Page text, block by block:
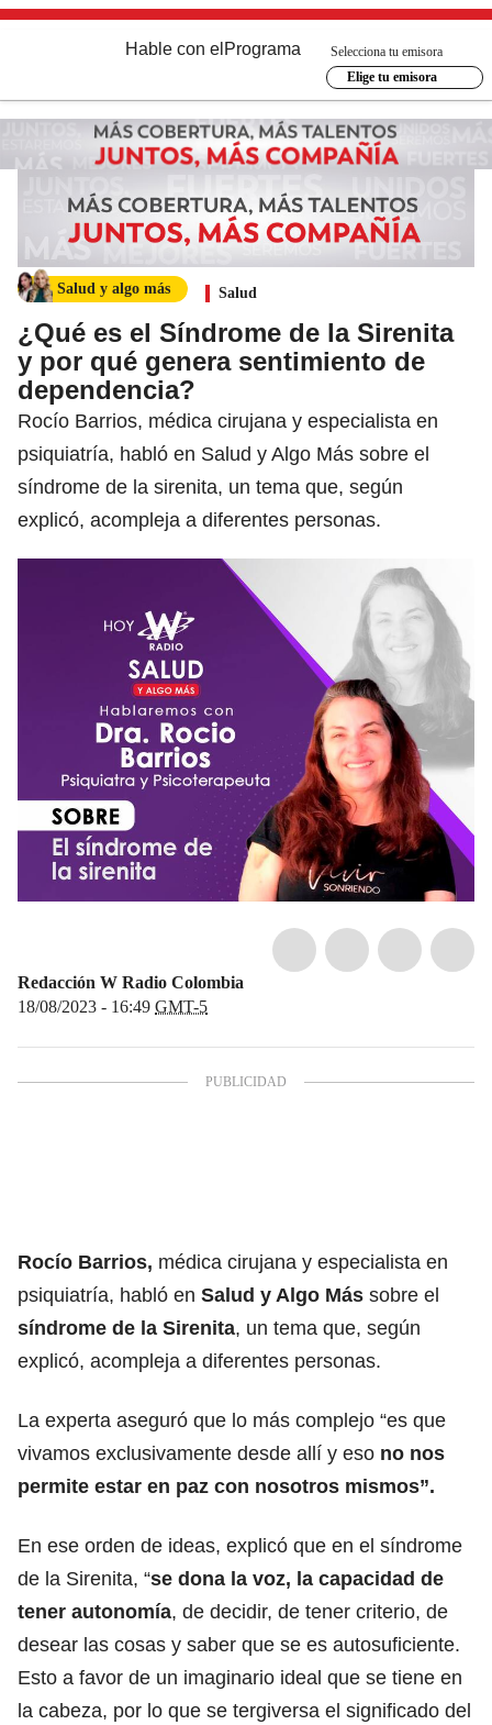
Hable con el Programa
Selecciona tu emisora
Elige tu emisora
Salud y algo más Salud
¿Qué es el Síndrome de la Sirenita
y por qué genera sentimiento de
dependencia?
Rocío Barrios, médica cirujana y especialista en
psiquiatría, habló en Salud y Algo Más sobre el
síndrome de la sirenita, un tema que, según
explicó, acompleja a diferentes personas.
Redacción W Radio Colombia
18/08/2023 - 16:49 GMT-5
Rocío Barrios, médica cirujana y especialista en
psiquiatría, habló en Salud y Algo Más sobre el
síndrome de la Sirenita, un tema que, según
explicó, acompleja a diferentes personas.
La experta aseguró que lo más complejo “es que
vivamos exclusivamente desde allí y eso no nos
permite estar en paz con nosotros mismos”.
En ese orden de ideas, explicó que en el síndrome
de la Sirenita, “se dona la voz, la capacidad de
tener autonomía, de decidir, de tener criterio, de
desear las cosas y saber que se es autosuficiente.
Esto a favor de un imaginario ideal que se tiene en
la cabeza, por lo que se tergiversa el significado del